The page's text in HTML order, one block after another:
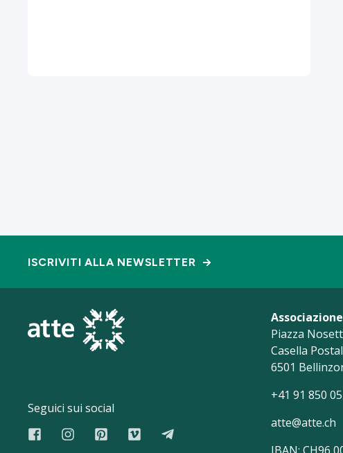
ISCRIVITI ALLA NEWSLETTER
Seguici sui social
Piazza
Casella
6501
+41 91 850
atte@atte.ch